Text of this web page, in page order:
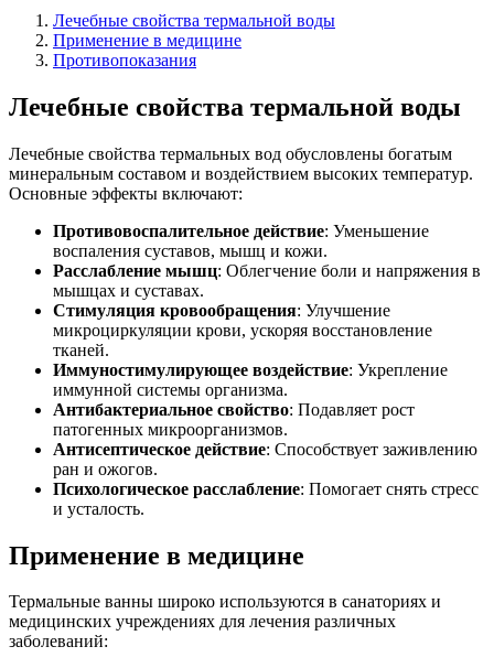
Лечебные свойства термальной воды
Применение в медицине
Противопоказания
Лечебные свойства термальной воды
Лечебные свойства термальных вод обусловлены богатым
минеральным составом и воздействием высоких температур.
Основные эффекты включают:
Противовоспалительное действие: Уменьшение
воспаления суставов, мышц и кожи.
Расслабление мышц: Облегчение боли и напряжения в
мышцах и суставах.
Стимуляция кровообращения: Улучшение
микроциркуляции крови, ускоряя восстановление
тканей.
Иммуностимулирующее воздействие: Укрепление
иммунной системы организма.
Антибактериальное свойство: Подавляет рост
патогенных микроорганизмов.
Антисептическое действие: Способствует заживлению
ран и ожогов.
Психологическое расслабление: Помогает снять стресс
и усталость.
Применение в медицине
Термальные ванны широко используются в санаториях и
медицинских учреждениях для лечения различных
заболеваний: